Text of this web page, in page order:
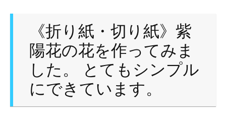
《折り紙・切り紙》紫
陽花の花を作ってみま
した。 とてもシンプル
にできています。